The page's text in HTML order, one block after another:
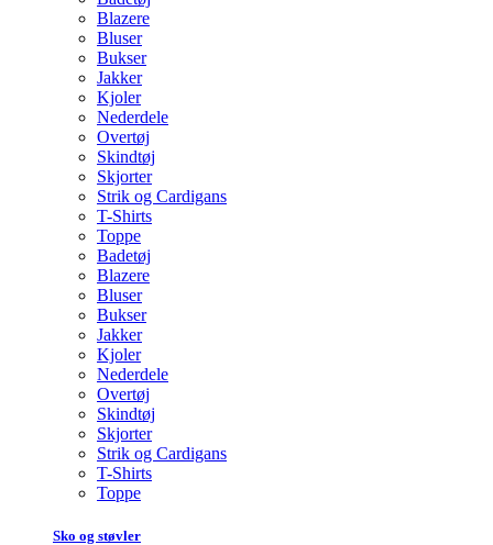
Blazere
Bluser
Bukser
Jakker
Kjoler
Nederdele
Overtøj
Skindtøj
Skjorter
Strik og Cardigans
T-Shirts
Toppe
Badetøj
Blazere
Bluser
Bukser
Jakker
Kjoler
Nederdele
Overtøj
Skindtøj
Skjorter
Strik og Cardigans
T-Shirts
Toppe
Sko og støvler